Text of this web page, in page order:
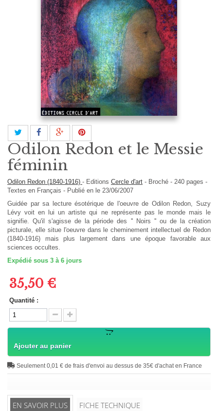
Odilon Redon et le Messie
féminin
Odilon Redon (1840-1916) - Editions Cercle d'art - Broché - 240 pages -
Textes en Français - Publié en le 23/06/2007
Guidée par sa lecture ésotérique de l'oeuvre de Odilon Redon, Suzy
Lévy voit en lui un artiste qui ne représente pas le monde mais le
signifie. Qu'il s'agisse de la période des '' Noirs '' ou de la création
picturale, elle situe l'oeuvre dans le cheminement intellectuel de Redon
(1840-1916) mais plus largement dans une époque favorable aux
sciences occultes.
Expédié sous 3 à 6 jours
35,50 €
Quantité :
Ajouter au panier
Seulement 0,01 € de frais d'envoi au dessus de 35€ d'achat en France
EN SAVOIR PLUS FICHE TECHNIQUE